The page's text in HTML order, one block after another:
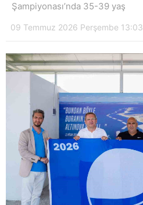
Şampiyonası’nda 35-39 yaş
09 Temmuz 2026 Perşembe 13:03